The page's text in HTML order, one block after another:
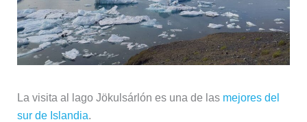
La visita al lago Jökulsárlón es una de las mejores del
sur de Islandia.